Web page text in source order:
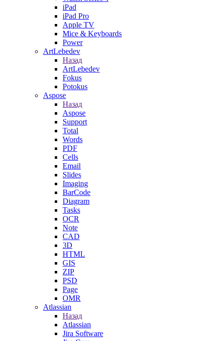
iPad
iPad Pro
Apple TV
Mice & Keyboards
Power
ArtLebedev
Назад
ArtLebedev
Fokus
Potokus
Aspose
Назад
Aspose
Support
Total
Words
PDF
Cells
Email
Slides
Imaging
BarCode
Diagram
Tasks
OCR
Note
CAD
3D
HTML
GIS
ZIP
PSD
Page
OMR
Atlassian
Назад
Atlassian
Jira Software